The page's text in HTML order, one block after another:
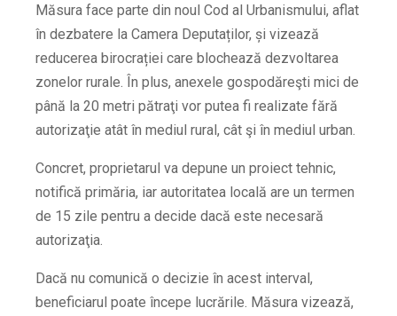
Măsura face parte din noul Cod al Urbanismului, aflat
în dezbatere la Camera Deputaților, și vizează
reducerea birocrației care blochează dezvoltarea
zonelor rurale. În plus, anexele gospodăreşti mici de
până la 20 metri pătraţi vor putea fi realizate fără
autorizaţie atât în mediul rural, cât şi în mediul urban.
Concret, proprietarul va depune un proiect tehnic,
notifică primăria, iar autoritatea locală are un termen
de 15 zile pentru a decide dacă este necesară
autorizaţia.
Dacă nu comunică o decizie în acest interval,
beneficiarul poate începe lucrările. Măsura vizează,